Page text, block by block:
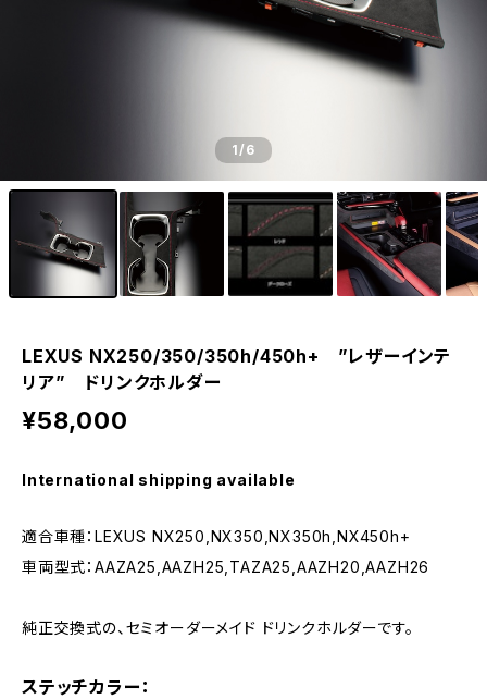
1/6
LEXUS NX250/350/350h/450h+ ”レザーインテ
リア” ドリンクホルダー
¥58,000
International shipping available
適合車種：LEXUS NX250,NX350,NX350h,NX450h+
車両型式：AAZA25,AAZH25,TAZA25,AAZH20,AAZH26
純正交換式の、セミオーダーメイド ドリンクホルダーです。
ステッチカラー：